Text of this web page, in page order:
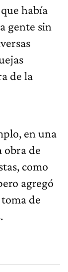
había
gente sin
de la
en una
obra de
como
agregó
de